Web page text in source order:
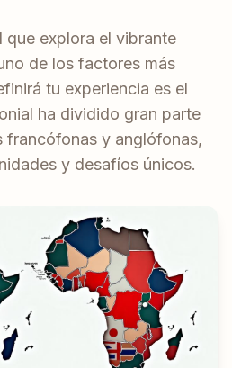
que explora el vibrante
de los factores más
tu experiencia es el
ha dividido gran parte
francófonas y anglófonas,
y desafíos únicos.